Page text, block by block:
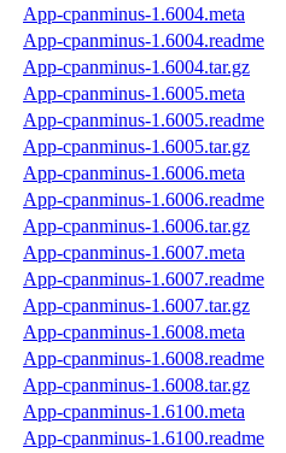
App-cpanminus-1.6004.meta
App-cpanminus-1.6004.readme
App-cpanminus-1.6004.tar.gz
App-cpanminus-1.6005.meta
App-cpanminus-1.6005.readme
App-cpanminus-1.6005.tar.gz
App-cpanminus-1.6006.meta
App-cpanminus-1.6006.readme
App-cpanminus-1.6006.tar.gz
App-cpanminus-1.6007.meta
App-cpanminus-1.6007.readme
App-cpanminus-1.6007.tar.gz
App-cpanminus-1.6008.meta
App-cpanminus-1.6008.readme
App-cpanminus-1.6008.tar.gz
App-cpanminus-1.6100.meta
App-cpanminus-1.6100.readme